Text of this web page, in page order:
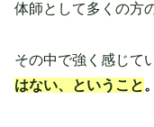
体師として多くの方
その中で強く感じて
はない、ということ。